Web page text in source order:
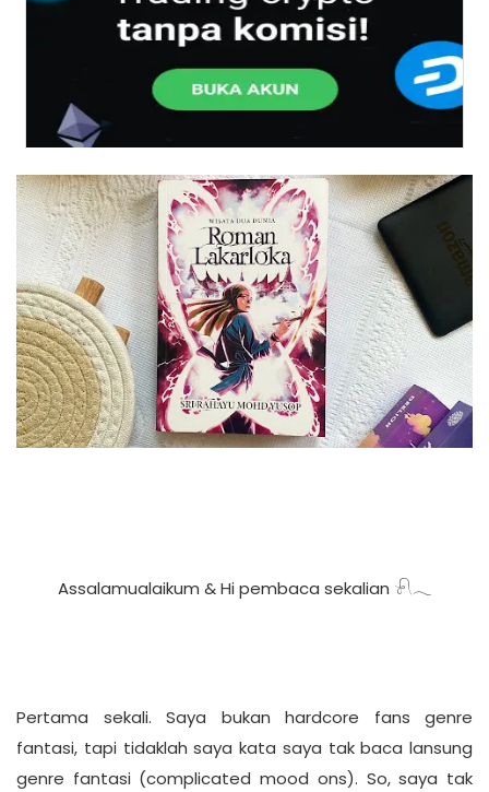
Assalamualaikum & Hi pembaca sekalian 𓍯𓂃
Pertama sekali. Saya bukan hardcore fans genre
fantasi, tapi tidaklah saya kata saya tak baca lansung
genre fantasi (complicated mood ons). So, saya tak